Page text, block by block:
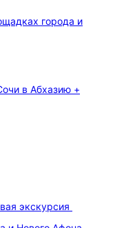
города и
экскурсия